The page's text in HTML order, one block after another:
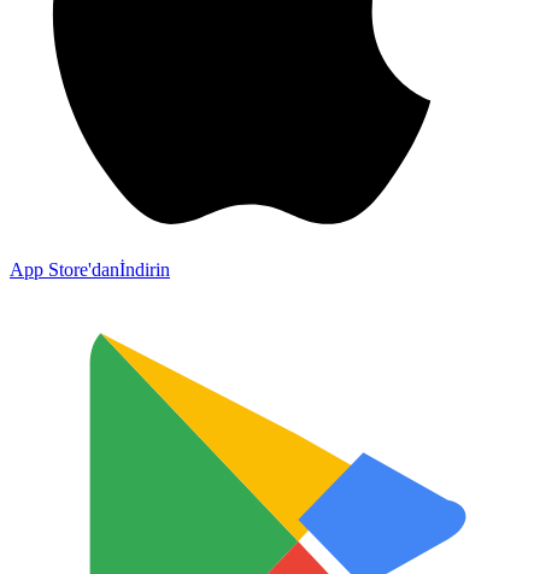
App Store'danİndirin